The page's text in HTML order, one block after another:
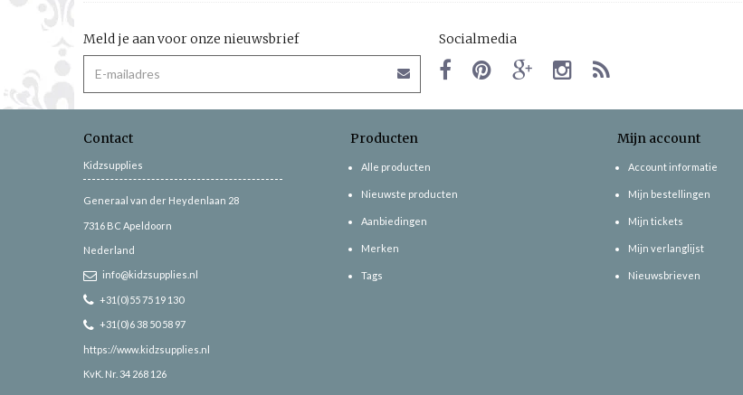
Meld je aan voor onze nieuwsbrief Socialmedia
Contact
Kidzsupplies
Generaal van der Heydenlaan 28
7316 BC Apeldoorn
Nederland
info@kidzsupplies.nl
+31(0)55 75 19 130
+31(0)6 38 50 58 97
https://www.kidzsupplies.nl
KvK. Nr. 34 268 126
Producten
Alle producten
Nieuwste producten
Aanbiedingen
Merken
Tags
Mijn account
Account informatie
Mijn bestellingen
Mijn tickets
Mijn verlanglijst
Nieuwsbrieven